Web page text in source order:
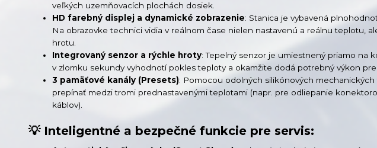
veľkých uzemňovacích plochách dosiek.
HD farebný displej a dynamické zobrazenie: Stanica je vybavená
Na obrazovke technici vidia v reálnom čase nielen nastavenú a reálnu teplotu,
hrotu.
Integrovaný senzor a rýchle hroty: Tepelný senzor je umiestnený priamo na
v zlomku sekundy vyhodnotí pokles teploty a okamžite dodá potrebný výkon
3 pamäťové kanály (Presets): Pomocou odolných silikónových
prepínať medzi tromi prednastavenými teplotami (napr. pre odliepanie
káblov).
💡 Inteligentné a bezpečné funkcie pre servis: